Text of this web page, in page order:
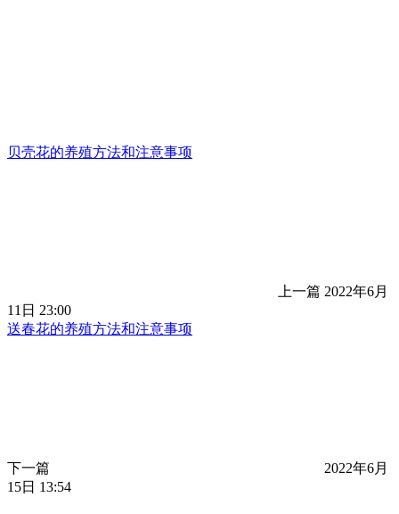
贝壳花的养殖方法和注意事项
上一篇 2022年6月
11日 23:00
送春花的养殖方法和注意事项
下一篇
2022年6月
15日 13:54